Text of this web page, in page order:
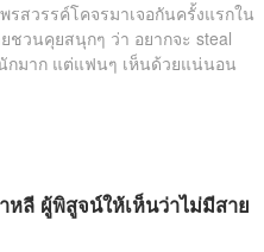
รสวรรค์โคจรมาเจอกันครั้งแรกใน
ยชวนคุยสนุกๆ ว่า อยากจะ steal
กมาก แต่แฟนๆ เห็นด้วยแน่นอน
หลี ผู้พิสูจน์ให้เห็นว่าไม่มีสาย